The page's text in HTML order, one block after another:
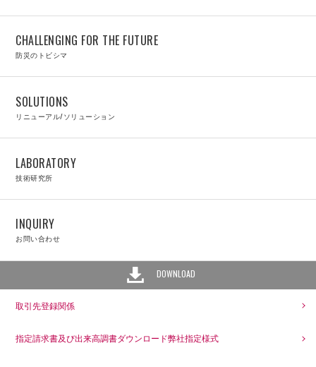
CHALLENGING FOR THE FUTURE
防災のトビシマ
SOLUTIONS
リニューアル/ソリューション
LABORATORY
技術研究所
INQUIRY
お問い合わせ
DOWNLOAD
取引先登録関係
指定請求書及び出来高調書ダウンロード弊社指定様式